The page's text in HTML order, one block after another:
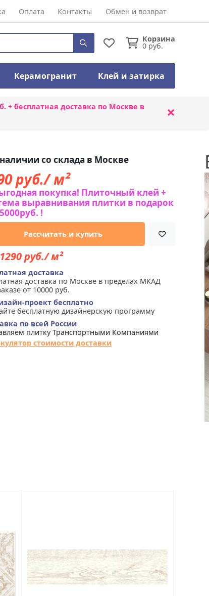
Оплата Контакты Обмен и возврат
Корзина
0 руб.
Керамогранит Клей и затирка
+ бесплатная доставка по Москве в
×
со склада в Москве
руб./ м²
покупка! Плиточный клей +
выравнивания плитки в подарок
!
Рассчитать и купить
руб./ м²
доставка
доставка по Москве в пределах МКАД
от 10000 руб.
проект бесплатно
бесплатную дизайнерскую программу
по всей России
плитку Транспортными Компаниями
стоимости доставки